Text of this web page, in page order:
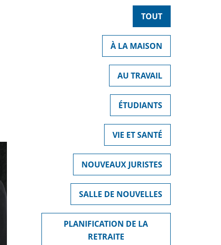
TOUT
À LA MAISON
AU TRAVAIL
ÉTUDIANTS
VIE ET SANTÉ
NOUVEAUX JURISTES
SALLE DE NOUVELLES
PLANIFICATION DE LA
RETRAITE